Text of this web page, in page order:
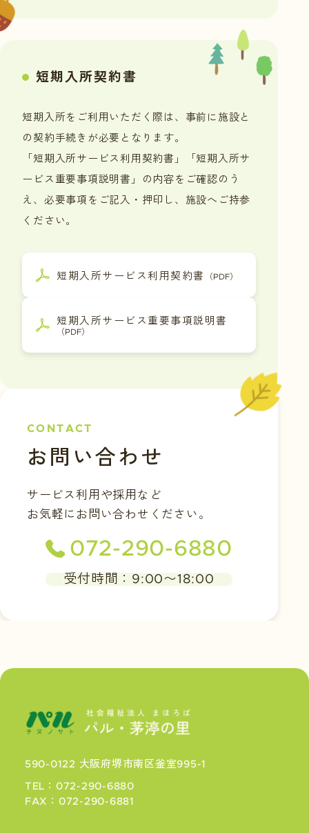
短期入所契約書
短期入所をご利用いただく際は、事前に施設と
の契約手続きが必要となります。
「短期入所サービス利用契約書」「短期入所サ
ービス重要事項説明書」の内容をご確認のう
え、必要事項をご記入・押印し、施設へご持参
ください。
短期入所サービス利用契約書 （PDF）
短期入所サービス重要事項説明書
（PDF）
CONTACT
お問い合わせ
サービス利用や採用など
お気軽にお問い合わせください。
072-290-6880
受付時間：9:00〜18:00
590-0122 大阪府堺市南区釜室995-1
TEL：072-290-6880
FAX：072-290-6881